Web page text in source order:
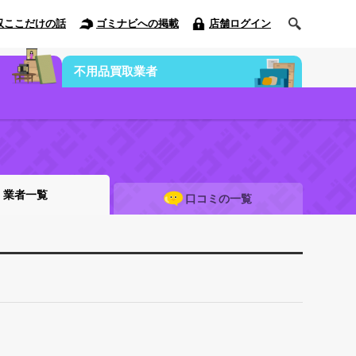
ここだけの話 ゴミナビへの掲載 店舗ログイン
不用品買取業者
業者一覧 口コミの一覧